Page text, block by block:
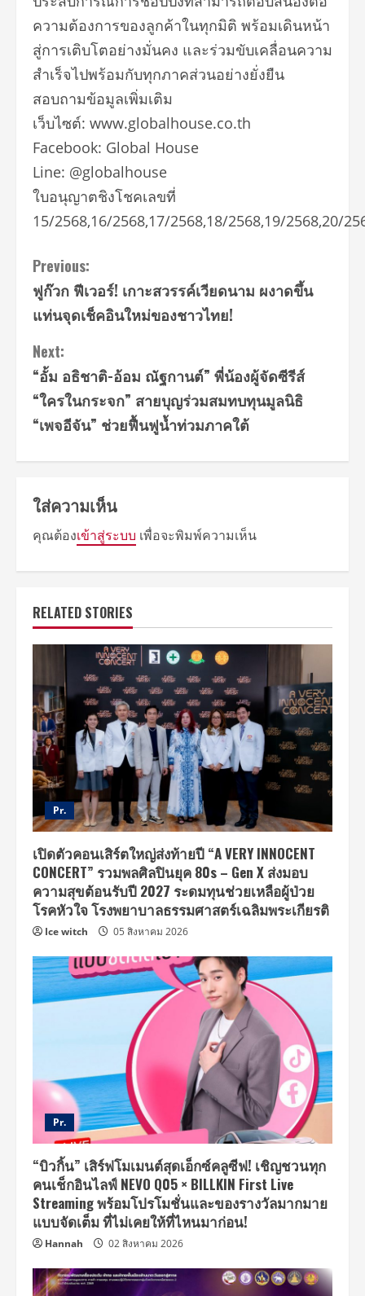
ความต้องการของลูกค้าในทุกมิติ พร้อมเดินหน้า
สู่การเติบโตอย่างมั่นคง และร่วมขับเคลื่อนความ
สำเร็จไปพร้อมกับทุกภาคส่วนอย่างยั่งยืน
สอบถามข้อมูลเพิ่มเติม
เว็บไซต์: www.globalhouse.co.th
Facebook: Global House
Line: @globalhouse
ใบอนุญาตชิงโชคเลขที่
15/2568,16/2568,17/2568,18/2568,19/2568,20/
Continue
Reading
Previous:
ฟูก๊วก ฟีเวอร์! เกาะสวรรค์เวียดนาม ผงาดขึ้น
แท่นจุดเช็คอินใหม่ของชาวไทย!
Next:
“อั้ม อธิชาติ-อ้อม ณัฐกานต์” พี่น้องผู้จัดซีรีส์
“ใครในกระจก” สายบุญร่วมสมทบทุนมูลนิธิ
“เพจอีจัน” ช่วยฟื้นฟูน้ำท่วมภาคใต้
ใส่ความเห็น
คุณต้องเข้าสู่ระบบ เพื่อจะพิมพ์ความเห็น
RELATED STORIES
Pr.
เปิดตัวคอนเสิร์ตใหญ่ส่งท้ายปี “A VERY INNOCENT
CONCERT” รวมพลศิลปินยุค 80s – Gen X ส่งมอบ
ความสุขต้อนรับปี 2027 ระดมทุนช่วยเหลือผู้ป่วย
โรคหัวใจ โรงพยาบาลธรรมศาสตร์เฉลิมพระเกียรติ
Ice witch 05 สิงหาคม 2026
Pr.
“บิวกิ้น” เสิร์ฟโมเมนต์สุดเอ็กซ์คลูซีฟ! เชิญชวนทุก
คนเช็กอินไลฟ์ NEVO Q05 × BILLKIN First Live
Streaming พร้อมโปรโมชั่นและของรางวัลมากมาย
แบบจัดเต็ม ที่ไม่เคยให้ที่ไหนมาก่อน!
Hannah 02 สิงหาคม 2026